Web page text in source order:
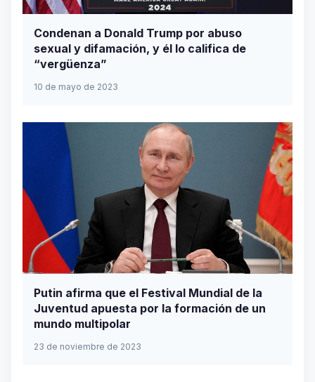
Condenan a Donald Trump por abuso
sexual y difamación, y él lo califica de
“vergüenza”
10 de mayo de 2023
Putin afirma que el Festival Mundial de la
Juventud apuesta por la formación de un
mundo multipolar
23 de noviembre de 2023